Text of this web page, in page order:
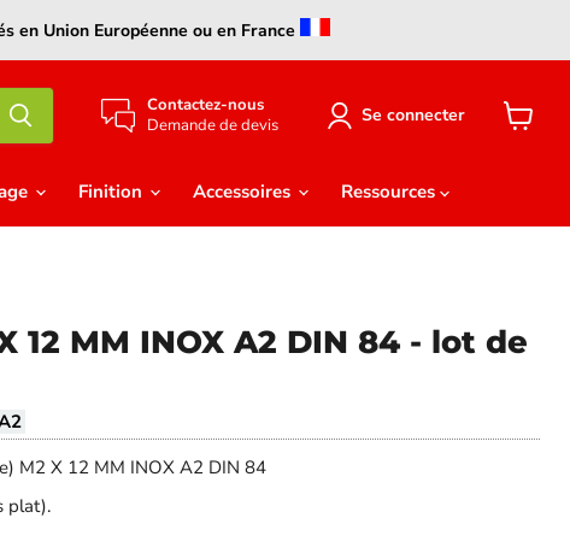
en Union Européenne ou en France
Contactez-nous
Demande de devis
Se connecter
Voir
Finition Accessoires Ressources
12 MM INOX A2 DIN 84 - lot de
M2 X 12 MM INOX A2 DIN 84
plat).